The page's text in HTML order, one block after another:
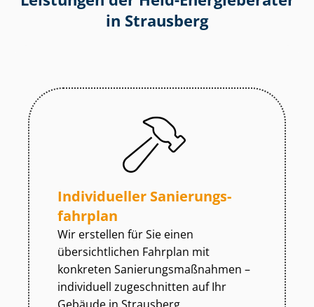
in Strausberg
Individueller Sa­nie­rungs­
fahr­plan
Wir erstellen für Sie einen
übersichtlichen Fahrplan mit
konkreten Sa­nie­rungs­maß­nah­men –
individuell zugeschnitten auf Ihr